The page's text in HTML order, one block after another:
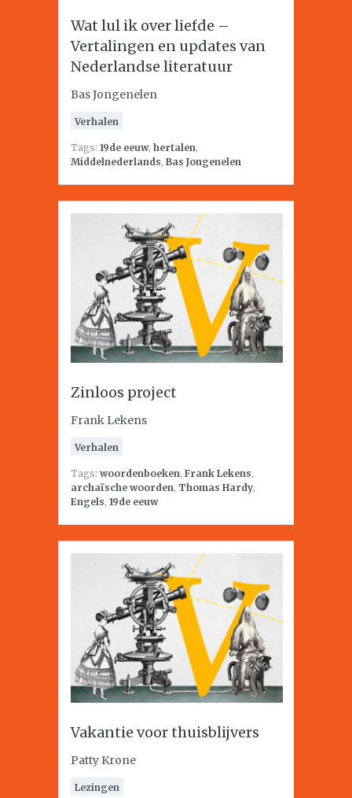
Wat lul ik over liefde –
Vertalingen en updates van
Nederlandse literatuur
Bas Jongenelen
Verhalen
Tags: 19de eeuw, hertalen,
Middelnederlands, Bas Jongenelen
Zinloos project
Frank Lekens
Verhalen
Tags: woordenboeken, Frank Lekens,
archaïsche woorden, Thomas Hardy,
Engels, 19de eeuw
Vakantie voor thuisblijvers
Patty Krone
Lezingen